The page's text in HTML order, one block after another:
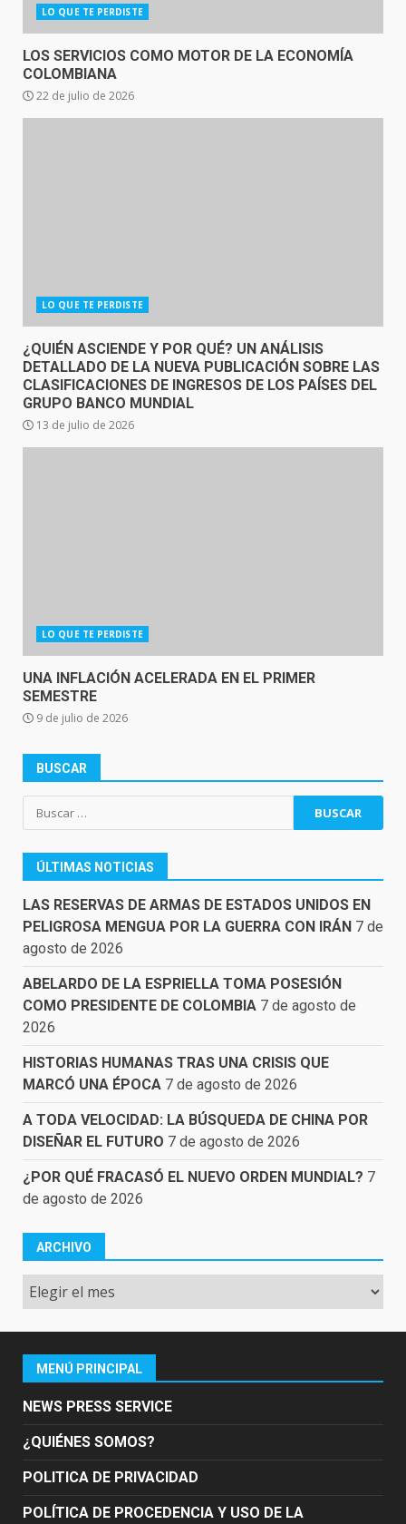
LO QUE TE PERDISTE
LOS SERVICIOS COMO MOTOR DE LA ECONOMÍA
COLOMBIANA
22 de julio de 2026
LO QUE TE PERDISTE
¿QUIÉN ASCIENDE Y POR QUÉ? UN ANÁLISIS
DETALLADO DE LA NUEVA PUBLICACIÓN SOBRE LAS
CLASIFICACIONES DE INGRESOS DE LOS PAÍSES DEL
GRUPO BANCO MUNDIAL
13 de julio de 2026
LO QUE TE PERDISTE
UNA INFLACIÓN ACELERADA EN EL PRIMER
SEMESTRE
9 de julio de 2026
BUSCAR
Buscar:
ÚLTIMAS NOTICIAS
LAS RESERVAS DE ARMAS DE ESTADOS UNIDOS EN
PELIGROSA MENGUA POR LA GUERRA CON IRÁN 7 de
agosto de 2026
ABELARDO DE LA ESPRIELLA TOMA POSESIÓN
COMO PRESIDENTE DE COLOMBIA 7 de agosto de
2026
HISTORIAS HUMANAS TRAS UNA CRISIS QUE
MARCÓ UNA ÉPOCA 7 de agosto de 2026
A TODA VELOCIDAD: LA BÚSQUEDA DE CHINA POR
DISEÑAR EL FUTURO 7 de agosto de 2026
¿POR QUÉ FRACASÓ EL NUEVO ORDEN MUNDIAL? 7
de agosto de 2026
ARCHIVO
Archivo
MENÚ PRINCIPAL
NEWS PRESS SERVICE
¿QUIÉNES SOMOS?
POLITICA DE PRIVACIDAD
POLÍTICA DE PROCEDENCIA Y USO DE LA